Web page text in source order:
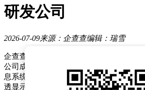
研发公司
2026-07-09来源：企查查编辑：瑞雪
企查查APP显示，近日，京东（宿迁）
公司成立，经营范围包含：计算机软硬
息系统集成服务；数据处理和存储支持
透显示，该公司由京东云计算有限公司全